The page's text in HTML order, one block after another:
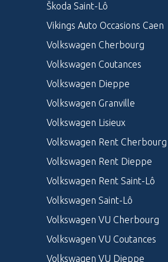
Škoda Saint-Lô
Vikings Auto Occasions Caen
Volkswagen Cherbourg
Volkswagen Coutances
Volkswagen Dieppe
Volkswagen Granville
Volkswagen Lisieux
Volkswagen Rent Cherbourg
Volkswagen Rent Dieppe
Volkswagen Rent Saint-Lô
Volkswagen Saint-Lô
Volkswagen VU Cherbourg
Volkswagen VU Coutances
Volkswagen VU Dieppe